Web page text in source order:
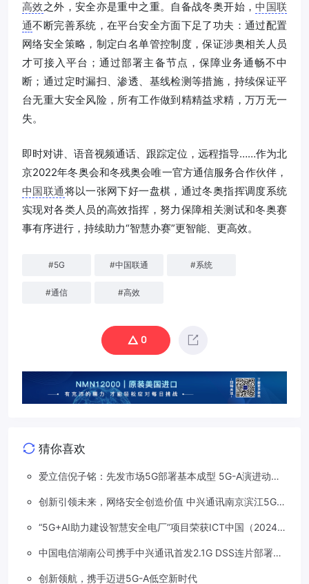
高效之外，安全亦是重中之重。自备战冬奥开始，中国联
通不断完善系统，在平台安全方面下足了功夫：通过配置
网络安全策略，制定白名单管控制度，保证涉奥相关人员
才可接入平台；通过部署主备节点，保障业务通畅不中
断；通过定时漏扫、渗透、基线检测等措施，持续保证平
台无重大安全风险，所有工作做到精精益求精，万万无一
失。
即时对讲、语音视频通话、跟踪定位，远程指导……作为北
京2022年冬奥会和冬残奥会唯一官方通信服务合作伙伴，
中国联通将以一张网下好一盘棋，通过冬奥指挥调度系统
实现对各类人员的高效指挥，努力保障相关测试和冬奥赛
事有序进行，持续助力“智慧办赛”更智能、更高效。
#5G #中国联通 #系统
#通信 #高效
0
猜你喜欢
爱立信倪子铭：先发市场5G部署基本成型 5G-A演进动能
创新引领未来，网络安全创造价值 中兴通讯南京滨江5G工
“5G+AI助力建设智慧安全电厂”项目荣获ICT中国（2024）
中国电信湖南公司携手中兴通讯首发2.1G DSS连片部署助
创新领航，携手迈进5G-A低空新时代